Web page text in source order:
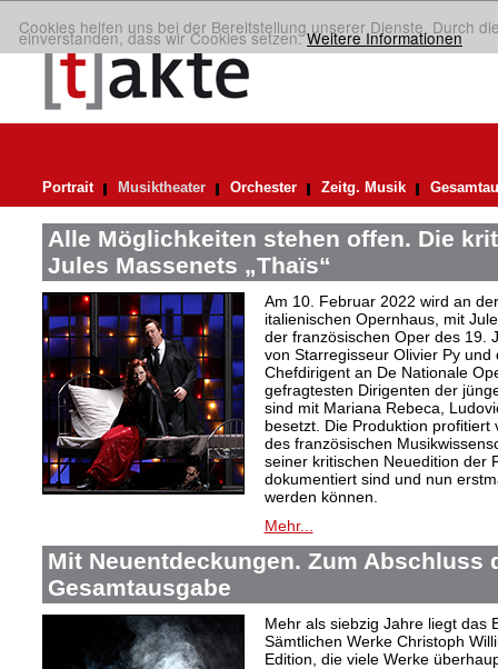
Cookies helfen uns bei der Bereitstellung unserer Dienste. Durch
einverstanden, dass wir Cookies setzen.Weitere Informationen
Portrait Musiktheater Orchester Zeitg. Musik
Alle Möglichkeiten stehen offen. Die
Jules Massenets „Thaïs“
Am 10. Februar 2022 wird an
italienischen Opernhaus, mit
der französischen Oper des 19.
von Starregisseur Olivier Py
Chefdirigent an De Nationale
gefragtesten Dirigenten der
sind mit Mariana Rebeca,
besetzt. Die Produktion
des französischen
seiner kritischen Neuedition der
dokumentiert sind und nun
werden können.
Mehr...
Mit Neuentdeckungen. Zum Abschluss
Gesamtausgabe
Mehr als siebzig Jahre liegt das
Sämtlichen Werke Christoph
Edition, die viele Werke